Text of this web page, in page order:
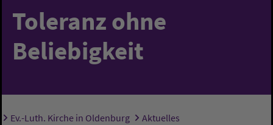
Toleranz ohne
Beliebigkeit
Sie sind hier:
Ev.-Luth. Kirche in Oldenburg Aktuelles